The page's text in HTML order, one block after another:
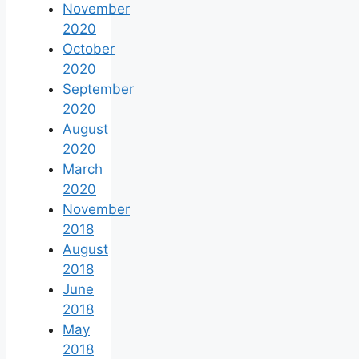
November
2020
October
2020
September
2020
August
2020
March
2020
November
2018
August
2018
June
2018
May
2018